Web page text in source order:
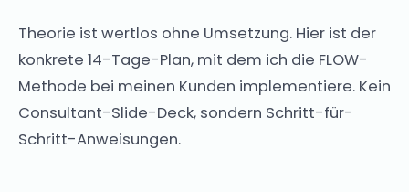
Theorie ist wertlos ohne Umsetzung. Hier ist der
konkrete 14-Tage-Plan, mit dem ich die FLOW-
Methode bei meinen Kunden implementiere. Kein
Consultant-Slide-Deck, sondern Schritt-für-
Schritt-Anweisungen.